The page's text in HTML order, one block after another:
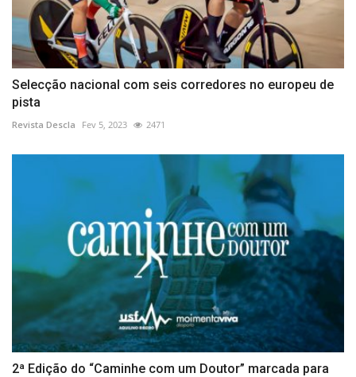
Selecção nacional com seis corredores no europeu de
pista
Revista Descla Fev 5, 2023 2471
2ª Edição do “Caminhe com um Doutor” marcada para